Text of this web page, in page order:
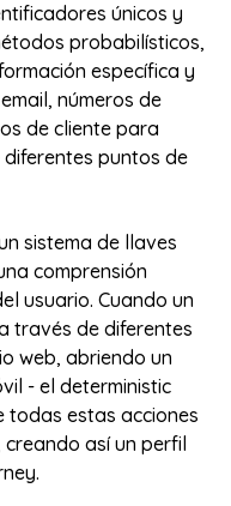
únicos y
probabilísticos,
específica y
números de
de cliente para
puntos de
sistema de llaves
comprensión
usuario. Cuando un
través de diferentes
web, abriendo un
- el deterministic
todas estas acciones
así un perfil